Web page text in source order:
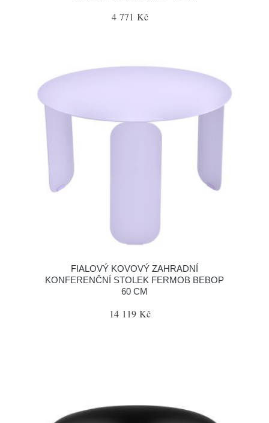
4 771 Kč
FIALOVÝ KOVOVÝ ZAHRADNÍ
KONFERENČNÍ STOLEK FERMOB BEBOP
60 CM
14 119 Kč